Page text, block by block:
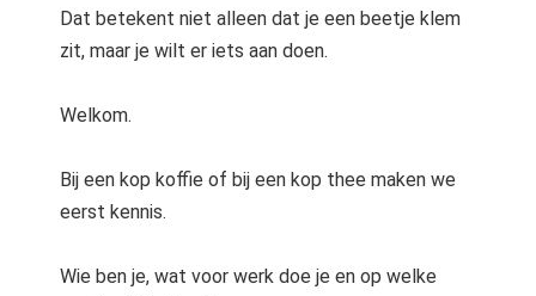
Dat betekent niet alleen dat je een beetje klem
zit, maar je wilt er iets aan doen.
Welkom.
Bij een kop koffie of bij een kop thee maken we
eerst kennis.
Wie ben je, wat voor werk doe je en op welke